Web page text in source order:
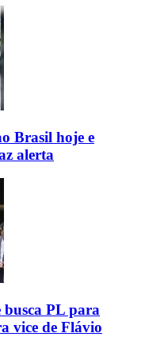
Brasil hoje e
alerta
PL para
vice de Flávio